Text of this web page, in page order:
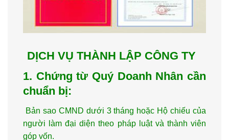
DỊCH VỤ THÀNH LẬP CÔNG TY
1. Chứng từ Quý Doanh Nhân cần
chuẩn bị:
Bản sao CMND dưới 3 tháng hoặc Hộ chiếu của
người làm đại diện theo pháp luật và thành viên
góp vốn.